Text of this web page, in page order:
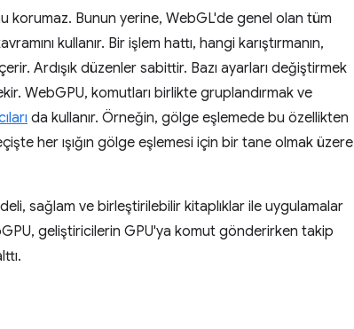
korumaz. Bunun yerine, WebGL'de genel olan tüm
kullanır. Bir işlem hattı, hangi karıştırmanın,
Ardışık düzenler sabittir. Bazı ayarları değiştirmek
WebGPU, komutları birlikte gruplandırmak ve
da kullanır. Örneğin, gölge eşlemede bu özellikten
her ışığın gölge eşlemesi için bir tane olmak üzere
sağlam ve birleştirilebilir kitaplıklar ile uygulamalar
geliştiricilerin GPU'ya komut gönderirken takip